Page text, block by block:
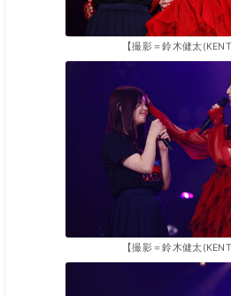
【撮影＝鈴木健太
【撮影＝鈴木健太